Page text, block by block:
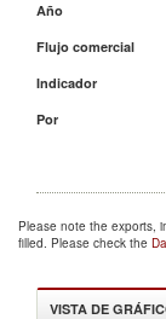
Año
Flujo comercial
Indicador
Por
Please note the exports,
filled. Please check the
VISTA DE